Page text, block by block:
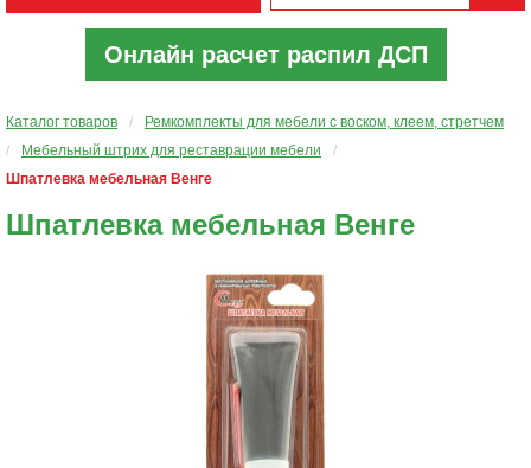
Онлайн расчет распил ДСП
Каталог товаров /
Ремкомплекты для мебели с воском, клеем, стретчем
/
Мебельный штрих для реставрации мебели
/
Шпатлевка мебельная Венге
Шпатлевка мебельная Венге